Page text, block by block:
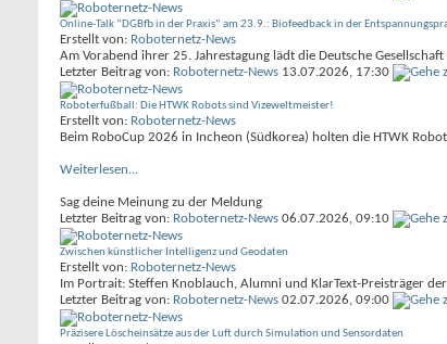
Online-Talk “DGBfb in der Praxis” am 23.9.: Biofeedback in der
Erstellt von: Roboternetz-News
Am Vorabend ihrer 25. Jahrestagung lädt die Deutsche
Letzter Beitrag von: Roboternetz-News 13.07.2026, 17:30
Roboterfußball: Die HTWK Robots sind Vizeweltmeister!
Erstellt von: Roboternetz-News
Beim RoboCup 2026 in Incheon (Südkorea) holten die HTWK
Weiterlesen...
Sag deine Meinung zu der Meldung
Letzter Beitrag von: Roboternetz-News 06.07.2026, 09:10
Zwischen künstlicher Intelligenz und Geodaten
Erstellt von: Roboternetz-News
Im Portrait: Steffen Knoblauch, Alumni und KlarText-Preisträger
Letzter Beitrag von: Roboternetz-News 02.07.2026, 09:00
Präzisere Löscheinsätze aus der Luft durch Simulation und Sensordaten